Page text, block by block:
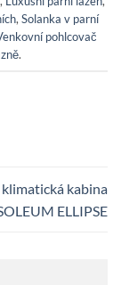
, Solanka v parní
pohlcovač
.
kabina
ELLIPSE